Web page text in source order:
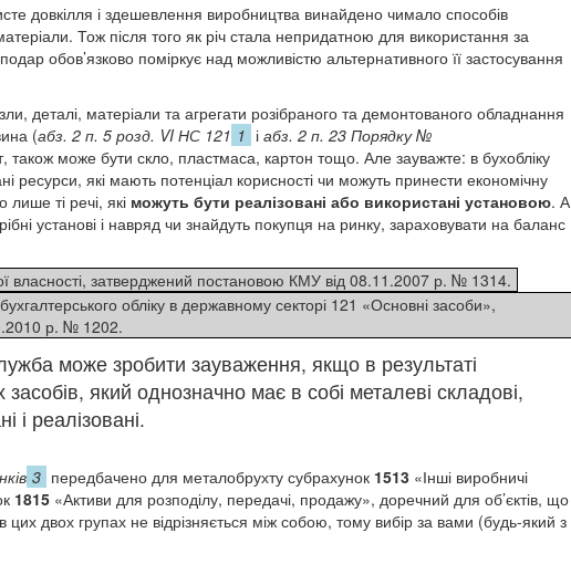
довкілля і здешевлення виробництва винайдено чимало способів
Тож після того як річ стала непридатною для використання за
обов’язково поміркує над можливістю альтернативного її застосування
деталі, матеріали та агрегати розібраного та демонтованого обладнання
(абз. 2 п. 5 розд. VI НС 121 1 і абз. 2 п. 23 Порядку №
також може бути скло, пластмаса, картон тощо. Але зауважте: в бухобліку
ресурси, які мають потенціал корисності чи можуть принести економічну
лише ті речі, які можуть бути реалізовані або використані установою. А
установі і навряд чи знайдуть покупця на ринку, зараховувати на баланс
власності, затверджений постановою КМУ від 08.11.2007 р. № 1314.
обліку в державному секторі 121 «Основні засоби»,
р. № 1202.
може зробити зауваження, якщо в результаті
засобів, який однозначно має в собі металеві складові,
і реалізовані.
3 передбачено для металобрухту субрахунок 1513«Інші виробничі
1815«Активи для розподілу, передачі, продажу», доречний для об’єктів, що
цих двох групах не відрізняється між собою, тому вибір за вами (будь-який з